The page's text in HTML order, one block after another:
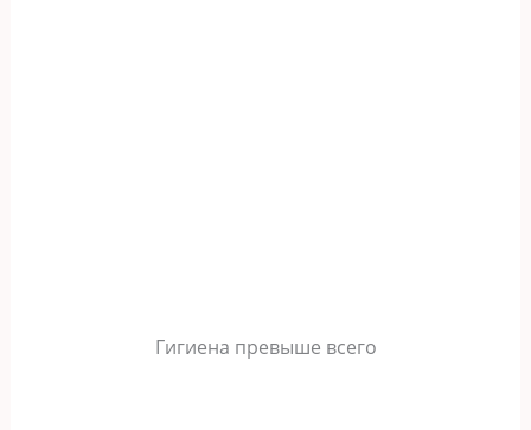
Гигиена превыше всего